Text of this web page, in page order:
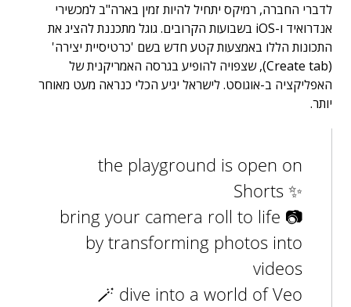
לדברי החברה, רמיקס יתחיל להיות זמין בארה"ב למכשירי
אנדרואיד ו-iOS בשבועות הקרובים. גוגל מתכננת להציג את
התכונות הללו באמצעות קטע חדש בשם 'כרטיסיית יצירה'
(Create tab), שצפויה להופיע בגרסה האמריקנית של
האפליקציה ב-אוגוסט. לישראל יגיע הכלי כנראה מעט מאוחר
יותר.
the playground is open on
Shorts ✨
📷 bring your camera roll to life
by transforming photos into
videos
🪄 dive into a world of Veo